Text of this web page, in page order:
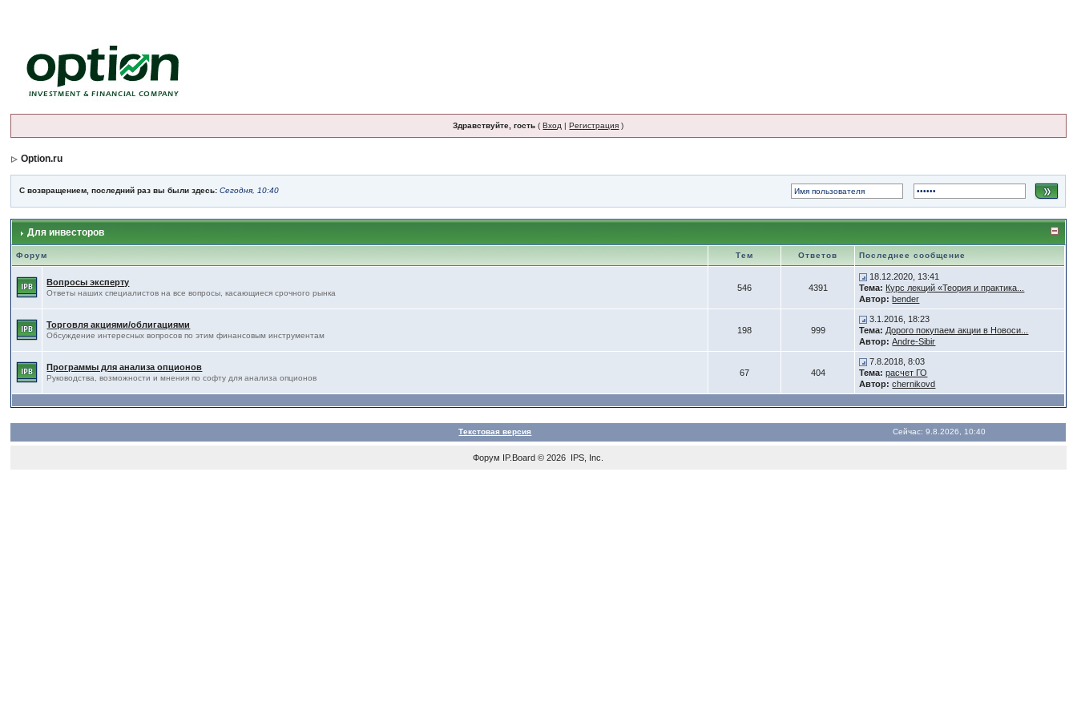
Здравствуйте, гость (Вход |Регистрация )
Option.ru
С возвращением, последний раз вы были здесь:Сегодня, 10:40
Для инвесторов
Форум Тем Ответов Последнее сообщение
Вопросы эксперту
Ответы наших специалистов на все вопросы, касающиеся срочного рынка
546 4391
18.12.2020, 13:41
Тема: Курс лекций «Теория и практика...
Автор: bender
Торговля акциями/облигациями
Обсуждение интересных вопросов по этим финансовым инструментам
198 999
3.1.2016, 18:23
Тема: Дорого покупаем акции в Новоси...
Автор: Andre-Sibir
Программы для анализа опционов
Руководства, возможности и мнения по софту для анализа опционов
67 404
7.8.2018, 8:03
Тема: расчет ГО
Автор: chernikovd
Текстовая версия Сейчас: 9.8.2026, 10:40
Форум IP.Board © 2026 IPS, Inc